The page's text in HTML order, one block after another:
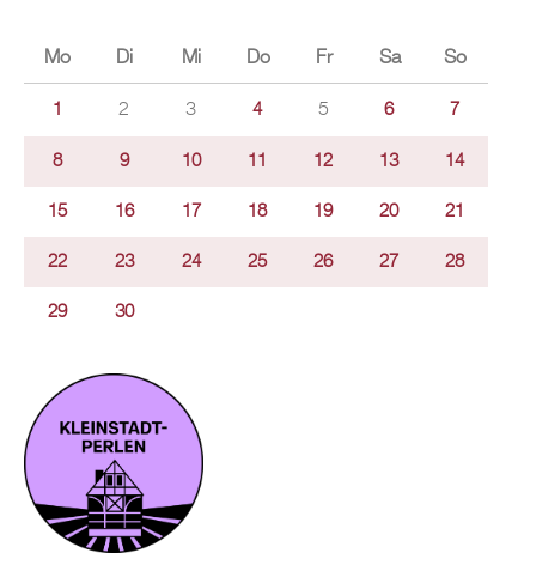
Mo Di Mi Do Fr Sa So
1 2 3 4 5 6 7
8 9 10 11 12 13 14
15 16 17 18 19 20 21
22 23 24 25 26 27 28
29 30